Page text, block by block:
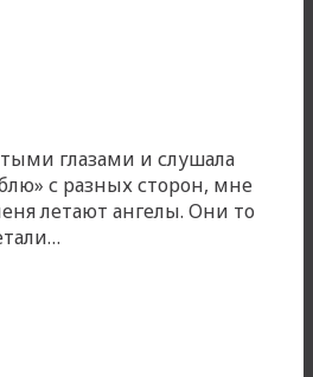
глазами и слушала
с разных сторон, мне
летают ангелы. Они то